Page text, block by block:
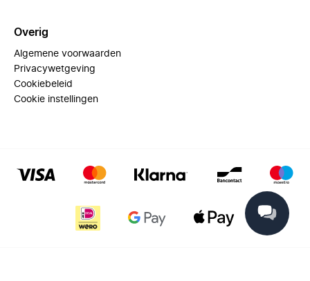
Overig
Algemene voorwaarden
Privacywetgeving
Cookiebeleid
Cookie instellingen